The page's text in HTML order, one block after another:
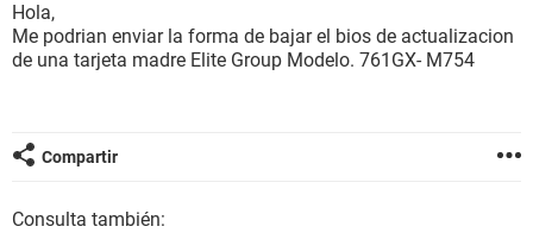
Hola,
Me podrian enviar la forma de bajar el bios de actualizacion
de una tarjeta madre Elite Group Modelo. 761GX- M754
Compartir
Consulta también: